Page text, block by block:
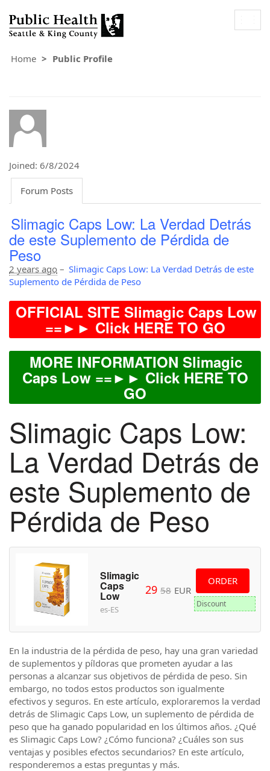
Home Public Profile
Joined: 6/8/2024
Forum Posts
Slimagic Caps Low: La Verdad Detrás
de este Suplemento de Pérdida de
Peso
2 years ago – Slimagic Caps Low: La Verdad Detrás de este
Suplemento de Pérdida de Peso
OFFICIAL SITE Slimagic Caps Low
==►► Click HERE TO GO
MORE INFORMATION Slimagic
Caps Low ==►► Click HERE TO
GO
Slimagic Caps Low:
La Verdad Detrás de
este Suplemento de
Pérdida de Peso
Slimagic
Caps
Low
es-ES
29 58 EUR
ORDER
Discount
En la industria de la pérdida de peso, hay una gran variedad
de suplementos y píldoras que prometen ayudar a las
personas a alcanzar sus objetivos de pérdida de peso. Sin
embargo, no todos estos productos son igualmente
efectivos y seguros. En este artículo, exploraremos la verdad
detrás de Slimagic Caps Low, un suplemento de pérdida de
peso que ha ganado popularidad en los últimos años. ¿Qué
es Slimagic Caps Low? ¿Cómo funciona? ¿Cuáles son sus
ventajas y posibles efectos secundarios? En este artículo,
responderemos a estas preguntas y más.